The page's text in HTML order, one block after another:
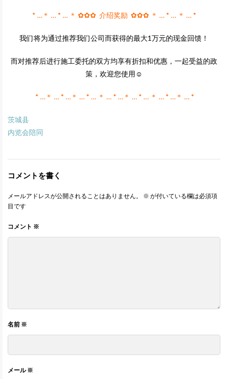
* …＊ … * … ＊ ✿✿✿ 介绍奖励 ✿✿✿ ＊ … * … ＊ … *
我们将为通过推荐我们公司而获得的最大1万元的现金回馈！
而对推荐后进行施工委托的双方均享有折扣和优惠，一起受益的政
策，欢迎您使用☺️
* …＊ … * …＊ … * … ＊ … * …＊ … * … ＊ … * …＊ … *
茨城县
内览会陪同
コメントを書く
メールアドレスが公開されることはありません。 ※ が付いている欄は必須項
目です
コメント ※
名前 ※
メール※